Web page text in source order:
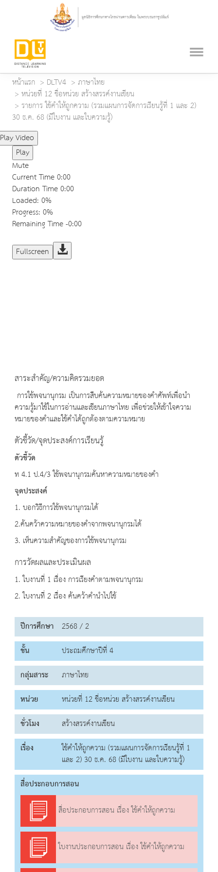
หน้าแรก DLTV4
ภาษาไทย
หน่วยที่ 12 ชื่อหน่วย สร้างสรรค์งานเขียน
รายการ ใช้คำให้ถูกความ (รวมแผนการจัดการเรียนรู้ที่ 1 และ 2)
30 ธ.ค. 68 (มีใบงาน และใบความรู้)
Play Video
Play
Mute
Current Time0:00
Duration Time0:00
Loaded: 0%
Progress: 0%
Remaining Time-0:00
Fullscreen
สาระสำคัญ/ความคิดรวมยอด
การใช้พจนานุกรม เป็นการสืบค้นความหมายของคำศัพท์เพื่อนำ
ความรู้มาใช้ในการอ่านและเขียนภาษาไทย เพื่อช่วยให้เข้าใจความ
หมายของคำและใช้คำได้ถูกต้องตามความหมาย
ตัวชี้วัด/จุดประสงค์การเรียนรู้
ตัวชี้วัด
ท 4.1 ป.4/3 ใช้พจนานุกรมค้นหาความหมายของคำ
จุดประสงค์
1. บอกวิธีการใช้พจนานุกรมได้
2.ค้นคว้าความหมายของคำจากพจนานุกรมได้
3. เห็นความสำคัญของการใช้พจนานุกรม
การวัดผลและประเมินผล
1. ใบงานที่ 1 เรื่อง การเรียงคำตามพจนานุกรม
2. ใบงานที่ 2 เรื่อง ค้นคว้าคำนำไปใช้
ปีการศึกษา 2568 / 2
ชั้น
ประถมศึกษาปีที่ 4
กลุ่มสาระ
ภาษาไทย
หน่วย
หน่วยที่ 12 ชื่อหน่วย สร้างสรรค์งานเขียน
ชั่วโมง
สร้างสรรค์งานเขียน
เรื่อง
ใช้คำให้ถูกความ (รวมแผนการจัดการเรียนรู้ที่ 1
และ 2) 30 ธ.ค. 68 (มีใบงาน และใบความรู้)
สื่อประกอบการสอน
สื่อประกอบการสอน เรื่อง ใช้คำให้ถูกความ
ใบงานประกอบการสอน เรื่อง ใช้คำให้ถูกความ